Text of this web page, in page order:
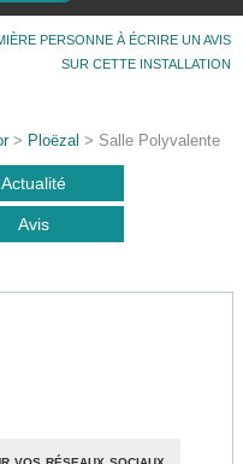
PERSONNE À ÉCRIRE UN AVIS
SUR CETTE INSTALLATION
> Ploëzal > Salle Polyvalente
Actualité
Avis